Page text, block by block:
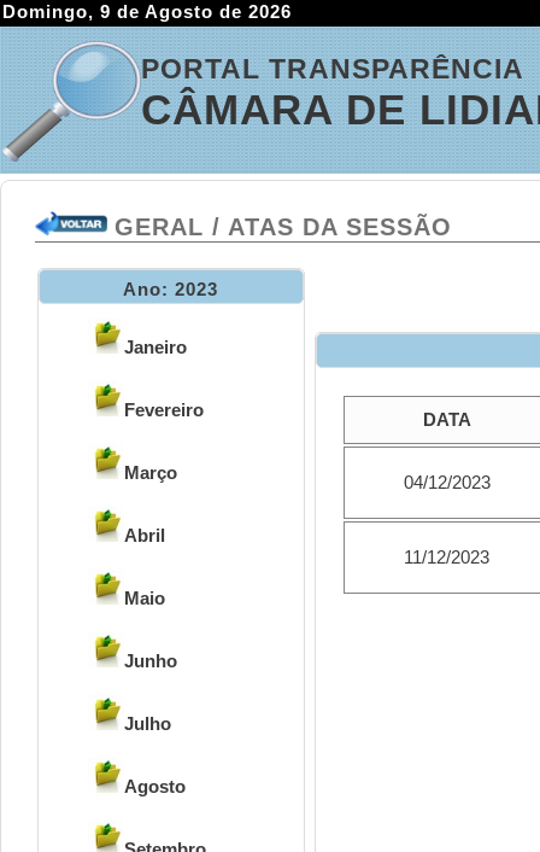
Domingo, 9 de Agosto de 2026
PORTAL TRANSPARÊNCIA
CÂMARA DE
GERAL / ATAS DA SESSÃO
Ano: 2023
Janeiro
Fevereiro
Março
Abril
Maio
Junho
Julho
Agosto
DATA
04/12/2023
11/12/2023